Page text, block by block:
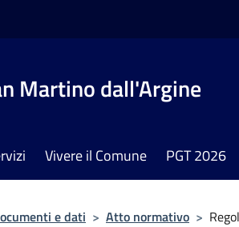
Martino dall'Argine
Vivere il Comune PGT 2026
e dati > Atto normativo >